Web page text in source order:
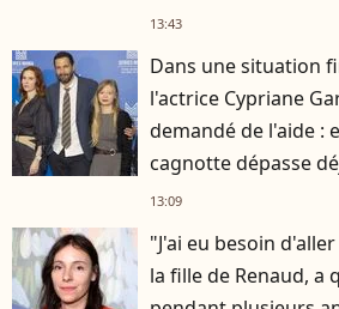
13:43
Dans une situation
l'actrice Cypriane
demandé de l'aide :
cagnotte dépasse
13:09
"J'ai eu besoin
la fille de Renaud, a